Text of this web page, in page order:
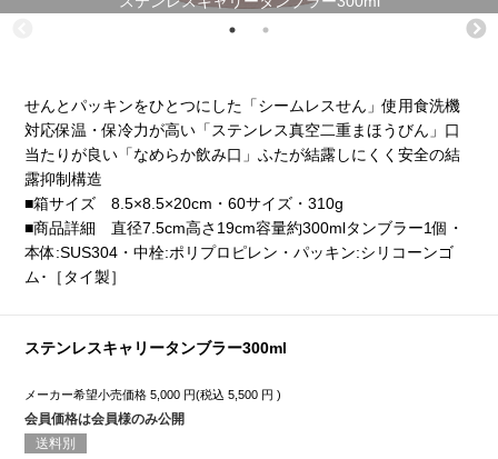
せんとパッキンをひとつにした「シームレスせん」使用食洗機
対応保温・保冷力が高い「ステンレス真空二重まほうびん」口
当たりが良い「なめらか飲み口」ふたが結露しにくく安全の結
露抑制構造
■箱サイズ 8.5×8.5×20cm・60サイズ・310g
■商品詳細 直径7.5cm高さ19cm容量約300mlタンブラー1個・
本体:SUS304・中栓:ポリプロピレン・パッキン:シリコーンゴ
ム･［タイ製］
ステンレスキャリータンブラー300ml
メーカー希望小売価格 5,000 円(税込5,500 円 )
会員価格は会員様のみ公開
送料別